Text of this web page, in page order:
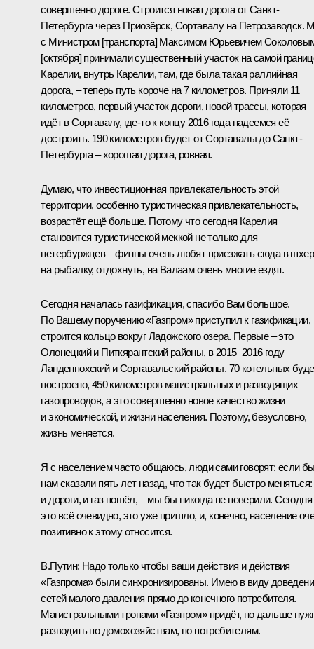
совершенно дороге. Строится новая дорога от Санкт-
Петербурга через Приозёрск, Сортавалу на Петрозаводск.
с Министром [транспорта] Максимом Юрьевичем
[октября] принимали существенный участок на самой
Карелии, внутрь Карелии, там, где была такая раллийная
дорога, – теперь путь короче на 7 километров. Приняли 11
километров, первый участок дороги, новой трассы, которая
идёт в Сортавалу, где‑то к концу 2016 года надеемся её
достроить. 190 километров будет от Сортавалы до Санкт-
Петербурга – хорошая дорога, ровная.
Думаю, что инвестиционная привлекательность этой
территории, особенно туристическая привлекательность,
возрастёт ещё больше. Потому что сегодня Карелия
становится туристической меккой не только для
петербуржцев – финны очень любят приезжать сюда в
на рыбалку, отдохнуть, на Валаам очень многие ездят.
Сегодня началась газификация, спасибо Вам большое.
По Вашему поручению «Газпром» приступил к газификации,
строится кольцо вокруг Ладожского озера. Первые – это
Олонецкий и Питкярантский районы, в 2015–2016 году –
Ланденпохский и Сортавальский районы. 70 котельных
построено, 450 километров магистральных и разводящих
газопроводов, а это совершенно новое качество жизни
и экономической, и жизни населения. Поэтому, безусловно,
жизнь меняется.
Я с населением часто общаюсь, люди сами говорят: если
нам сказали пять лет назад, что так будет быстро меняться:
и дороги, и газ пошёл, – мы бы никогда не поверили. Сегодня
это всё очевидно, это уже пришло, и, конечно, население
позитивно к этому относится.
В.Путин: Надо только чтобы ваши действия и действия
«Газпрома» были синхронизированы. Имею в виду
сетей малого давления прямо до конечного потребителя.
Магистральными тропами «Газпром» придёт, но дальше
разводить по домохозяйствам, по потребителям.